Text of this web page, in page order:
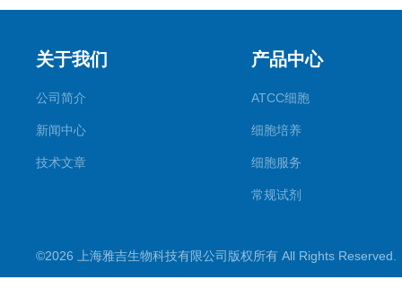
关于我们
公司简介
新闻中心
技术文章
产品中心
ATCC细胞
细胞培养
细胞服务
常规试剂
PCR试剂盒
©2026 上海雅吉生物科技有限公司版权所有 All Rights